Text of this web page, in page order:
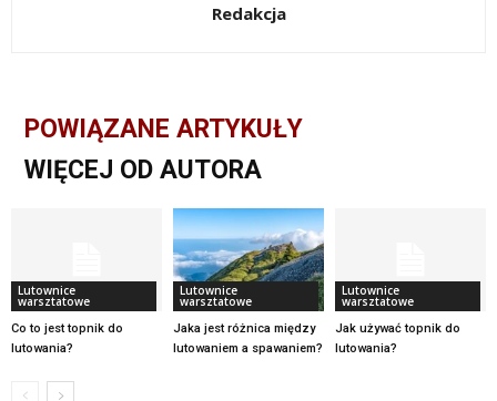
Redakcja
POWIĄZANE ARTYKUŁY
WIĘCEJ OD AUTORA
Lutownice
warsztatowe
Co to jest topnik do
lutowania?
Lutownice
warsztatowe
Jaka jest różnica między
lutowaniem a spawaniem?
Lutownice
warsztatowe
Jak używać topnik do
lutowania?